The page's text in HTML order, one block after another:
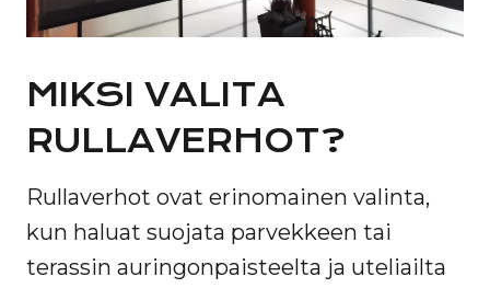
MIKSI VALITA
RULLAVERHOT?
Rullaverhot ovat erinomainen valinta,
kun haluat suojata parvekkeen tai
terassin auringonpaisteelta ja uteliailta